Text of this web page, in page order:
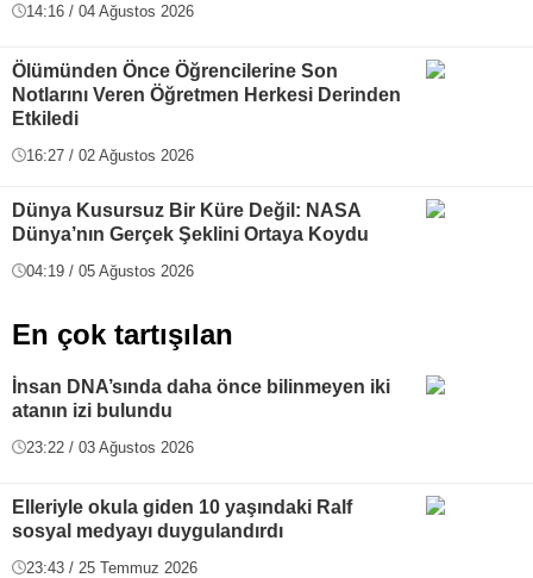
14:16 / 04 Ağustos 2026
Ölümünden Önce Öğrencilerine Son
Notlarını Veren Öğretmen Herkesi Derinden
Etkiledi
16:27 / 02 Ağustos 2026
Dünya Kusursuz Bir Küre Değil: NASA
Dünya’nın Gerçek Şeklini Ortaya Koydu
04:19 / 05 Ağustos 2026
En çok tartışılan
İnsan DNA’sında daha önce bilinmeyen iki
atanın izi bulundu
23:22 / 03 Ağustos 2026
Elleriyle okula giden 10 yaşındaki Ralf
sosyal medyayı duygulandırdı
23:43 / 25 Temmuz 2026